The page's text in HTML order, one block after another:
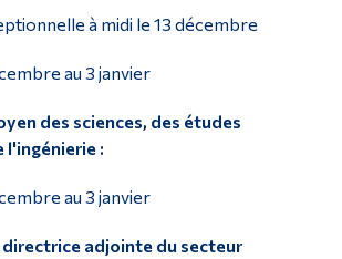
à midi le 13 décembre
au 3 janvier
des sciences, des études
l'ingénierie :
au 3 janvier
directrice adjointe du secteur